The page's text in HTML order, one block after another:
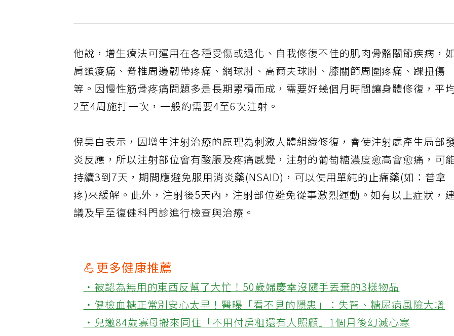
他說，增生療法可運用在各種受傷或退化、自我修復不佳的肌肉骨骼關節疾病，
肩頸痠痛、脊椎周邊韌帶疼痛、網球肘、高爾夫球肘、膝關節周圍疼痛、踝扭傷
等。因慢性筋骨疼痛問題多是長期累積而成，需要好幾個月時間讓身體修復，平
2至4周施打一次，一般約需要4至6次注射。
倪昊白表示，因增生注射治療的原理為刺激人體組織修復，會使注射處產生局部
炎反應，所以注射部位會有酸脹及疼痛感覺，注射的葡萄糖濃度愈高會愈痛，可
持續3到7天，期間應避免服用消炎藥(NSAID)，可以使用單純的止痛藥(如：普拿
疼)來緩解。此外，注射後5天內，注射部位避免從事激烈運動。如有以上症狀，
議及早至復健科門診進行檢查與治療。
💪更多健康推薦
‧被認為無用的東西反幫了大忙！50歲婦慶幸沒隨手丟棄的3樣物品
‧健檢血糖正常別安心太早！醫曝「看不見的隱患」：失智、糖尿病風險大增
‧兒邀84歲寡母搬來同住「不用付房租還有人照顧」1個月後幻滅心寒